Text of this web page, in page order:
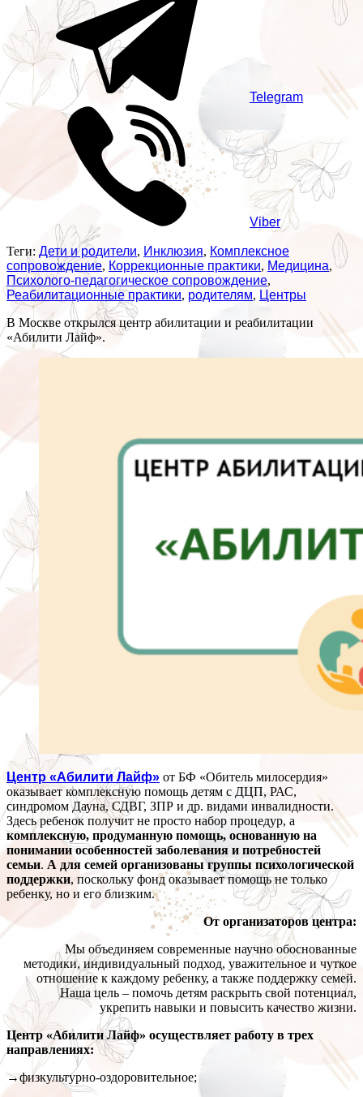
Telegram
Viber
Теги: Дети и родители, Инклюзия, Комплексное
сопровождение, Коррекционные практики, Медицина,
Психолого-педагогическое сопровождение,
Реабилитационные практики, родителям, Центры
В Москве открылся центр абилитации и реабилитации
«Абилити Лайф».
Центр «Абилити Лайф» от БФ «Обитель милосердия»
оказывает комплексную помощь детям с ДЦП, РАС,
синдромом Дауна, СДВГ, ЗПР и др. видами инвалидности.
Здесь ребенок получит не просто набор процедур, а
комплексную, продуманную помощь, основанную на
понимании особенностей заболевания и потребностей
семьи. А для семей организованы группы психологической
поддержки, поскольку фонд оказывает помощь не только
ребенку, но и его близким.
От организаторов центра:
Мы объединяем современные научно обоснованные
методики, индивидуальный подход, уважительное и чуткое
отношение к каждому ребенку, а также поддержку семей.
Наша цель – помочь детям раскрыть свой потенциал,
укрепить навыки и повысить качество жизни.
Центр «Абилити Лайф» осуществляет работу в трех
направлениях:
→физкультурно-оздоровительное;